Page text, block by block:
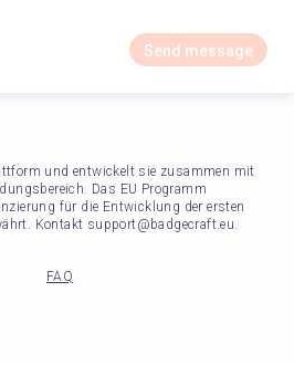
Send message
und entwickelt sie zusammen mit
Das EU Programm
für die Entwicklung der ersten
Kontakt support@badgecraft.eu.
FAQ